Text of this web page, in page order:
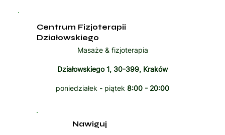
Centrum Fizjoterapii
Działowskiego
Masaże & fizjoterapia
Działowskiego 1, 30-399, Kraków
poniedziałek - piątek 8:00 - 20:00
Nawiguj